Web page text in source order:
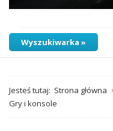
Wyszukiwarka »
Jesteś tutaj: Strona główna
Gry i konsole